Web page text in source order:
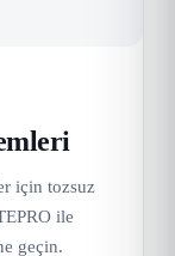
için tozsuz
ile
geçin.